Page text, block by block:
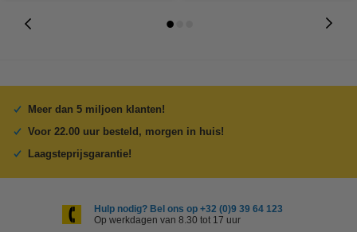
Meer dan 5 miljoen klanten!
Voor 22.00 uur besteld, morgen in huis!
Laagsteprijsgarantie!
Hulp nodig? Bel ons op +32 (0)9 39 64 123
Op werkdagen van 8.30 tot 17 uur